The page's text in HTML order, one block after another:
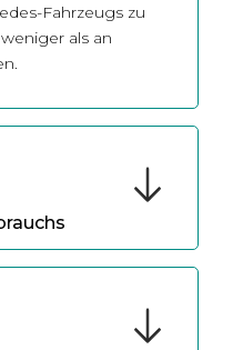
Fahrzeugs zu
als an
Ihres Mercedes je
Ladestation.